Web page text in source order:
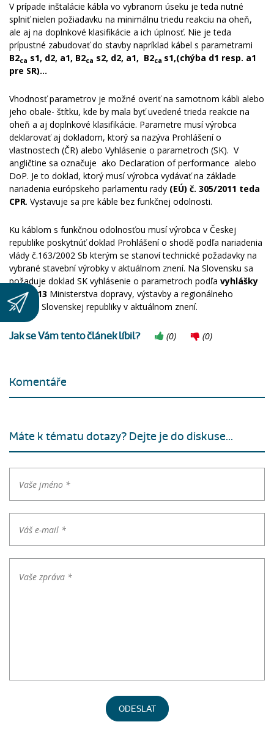
V prípade inštalácie kábla vo vybranom úseku je teda nutné
splniť nielen požiadavku na minimálnu triedu reakciu na oheň,
ale aj na doplnkové klasifikácie a ich úplnosť. Nie je teda
prípustné zabudovať do stavby napríklad kábel s parametrami
B2ca s1, d2, a1, B2ca s2, d2, a1, B2ca s1,(chýba d1 resp. a1
pre SR)…
Vhodnosť parametrov je možné overiť na samotnom kábli alebo
jeho obale- štítku, kde by mala byť uvedené trieda reakcie na
oheň a aj doplnkové klasifikácie. Parametre musí výrobca
deklarovať aj dokladom, ktorý sa nazýva Prohlášení o
vlastnostech (ČR) alebo Vyhlásenie o parametroch (SK). V
angličtine sa označuje ako Declaration of performance alebo
DoP. Je to doklad, ktorý musí výrobca vydávať na základe
nariadenia európskeho parlamentu rady (EÚ) č. 305/2011 teda
CPR. Vystavuje sa pre káble bez funkčnej odolnosti.
Ku káblom s funkčnou odolnosťou musí výrobca v Českej
republike poskytnúť doklad Prohlášení o shodě podľa nariadenia
vlády č.163/2002 Sb kterým se stanoví technické požadavky na
vybrané stavební výrobky v aktuálnom znení. Na Slovensku sa
požaduje doklad SK vyhlásenie o parametroch podľa vyhlášky
162/2013 Ministerstva dopravy, výstavby a regionálneho
rozvoja Slovenskej republiky v aktuálnom znení.
Jak se Vám tento článek líbil? (0) (0)
Komentáře
Máte k tématu dotazy? Dejte je do diskuse...
ODESLAT